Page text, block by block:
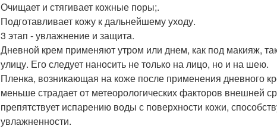
Очищает и стягивает кожные поры;.
Подготавливает кожу к дальнейшему уходу.
3 этап - увлажнение и защита.
Дневной крем применяют утром или днем, как под макияж,
улицу. Его следует наносить не только на лицо, но и на шею.
Пленка, возникающая на коже после применения дневного
меньше страдает от метеорологических факторов внешней
препятствует испарению воды с поверхности кожи,
увлажненности.